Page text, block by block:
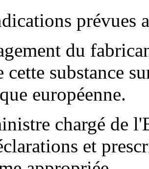
prévues
du
cette substance
européenne.
chargé de
et